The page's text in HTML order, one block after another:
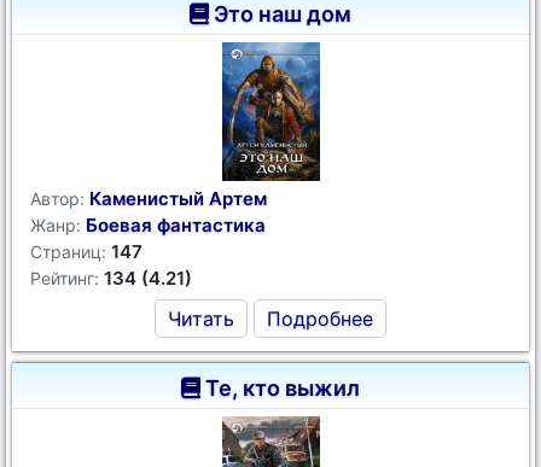
Это наш дом
Автор: Каменистый Артем
Жанр: Боевая фантастика
Страниц: 147
Рейтинг: 134 (4.21)
Читать Подробнее
Те, кто выжил